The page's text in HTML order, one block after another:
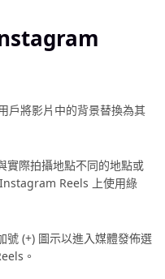
戶將影片中的背景替換為其
實際拍攝地點不同的地點或
Reels 上使用綠
(+) 圖示以進入媒體發佈選
。